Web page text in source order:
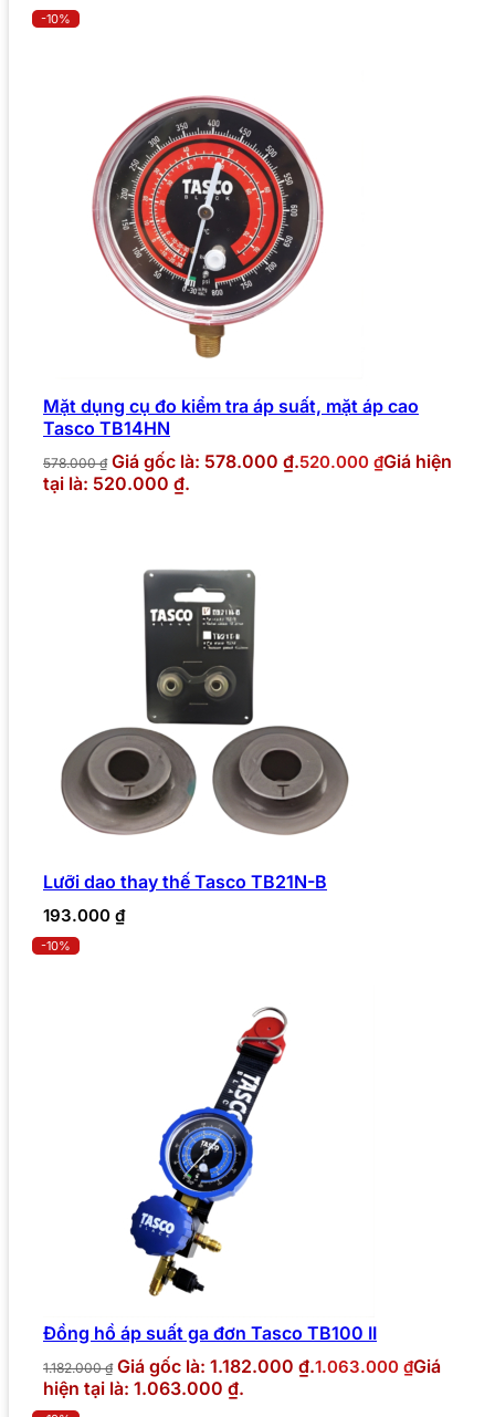
-10%
Mặt dụng cụ đo kiểm tra áp suất, mặt áp cao
Tasco TB14HN
578.000₫ Giá gốc là: 578.000 ₫.520.000 ₫Giá hiện
tại là: 520.000 ₫.
Lưỡi dao thay thế Tasco TB21N-B
193.000 ₫
-10%
Đồng hồ áp suất ga đơn Tasco TB100 II
1.182.000₫ Giá gốc là: 1.182.000 ₫.1.063.000 ₫Giá
hiện tại là: 1.063.000 ₫.